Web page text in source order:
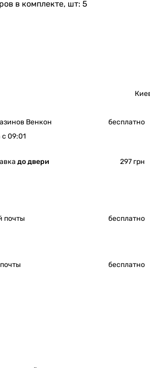
в комплекте, шт: 5
Венкон
бесплатно
09:01
до двери
297 грн
почты
бесплатно
бесплатно